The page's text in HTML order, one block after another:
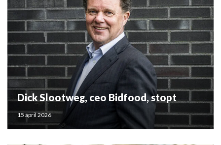
Dick Slootweg, ceo Bidfood, stopt
15 april 2026